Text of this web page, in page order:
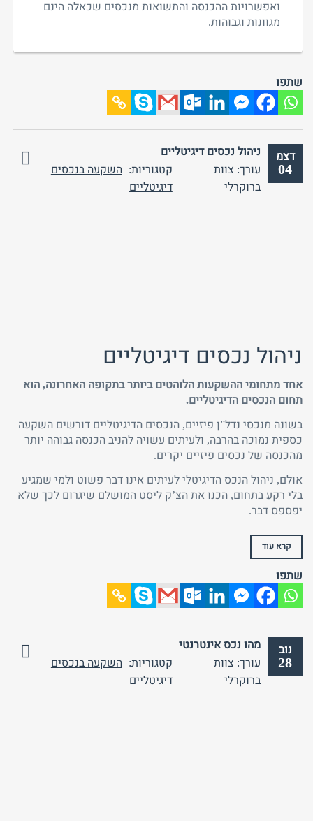
ואפשרויות ההכנסה והתשואות מנכסים שכאלה הינם
מגוונות וגבוהות.
שתפו
דצמ
04
ניהול נכסים דיגיטליים
עורך: צוות
ברוקרלי
קטגוריות: השקעה בנכסים
דיגיטליים
ניהול נכסים דיגיטליים
אחד מתחומי ההשקעות הלוהטים ביותר בתקופה האחרונה, הוא
תחום הנכסים הדיגיטליים.
בשונה מנכסי נדל”ן פיזיים, הנכסים הדיגיטליים דורשים השקעה
כספית נמוכה בהרבה, ולעיתים עשויה להניב הכנסה גבוהה יותר
מהכנסה של נכסים פיזיים יקרים.
אולם, ניהול הנכס הדיגיטלי לעיתים אינו דבר פשוט ולמי שמגיע
בלי רקע בתחום, הכנו את הצ’ק ליסט המושלם שיגרום לכך שלא
יפספס דבר.
קרא עוד
שתפו
נוב
28
מהו נכס אינטרנטי
עורך: צוות
ברוקרלי
קטגוריות: השקעה בנכסים
דיגיטליים